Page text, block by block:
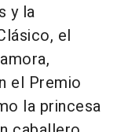
y la
el
el Premio
la princesa